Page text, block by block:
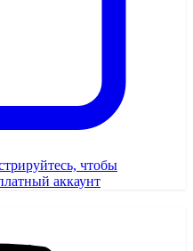
чтобы
аккаунт